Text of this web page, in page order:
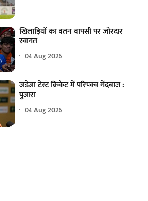
खिलाड़ियों का वतन वापसी पर जोरदार
स्वागत
04 Aug 2026
जडेजा टेस्ट क्रिकेट में परिपक्व गेंदबाज :
पुजारा
04 Aug 2026